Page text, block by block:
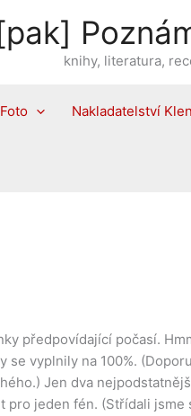
knihy, literatura,
Foto Nakladatelství
předpovídající počasí.
se vyplnily na 100%.
Jen dva
jeden fén. (Střídali jsme